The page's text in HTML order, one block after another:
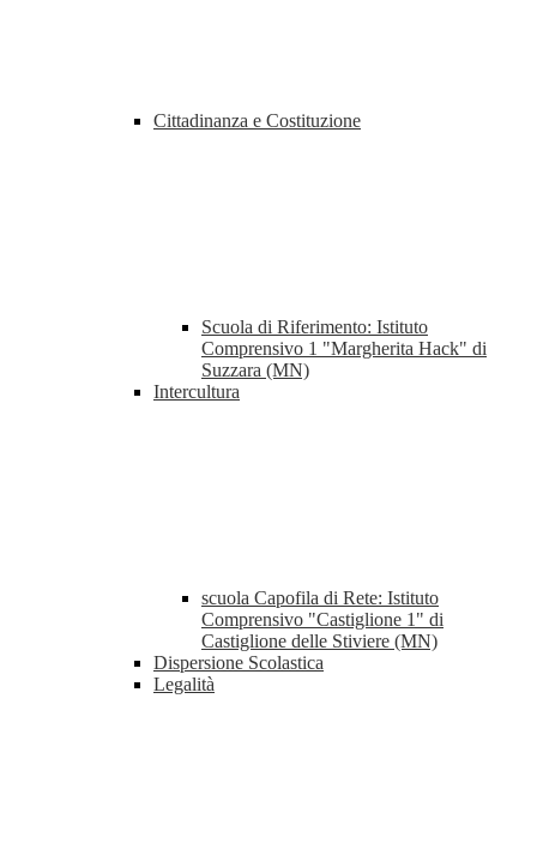
Cittadinanza e Costituzione
Scuola di Riferimento: Istituto
Comprensivo 1 "Margherita Hack" di
Suzzara (MN)
Intercultura
scuola Capofila di Rete: Istituto
Comprensivo "Castiglione 1" di
Castiglione delle Stiviere (MN)
Dispersione Scolastica
Legalità